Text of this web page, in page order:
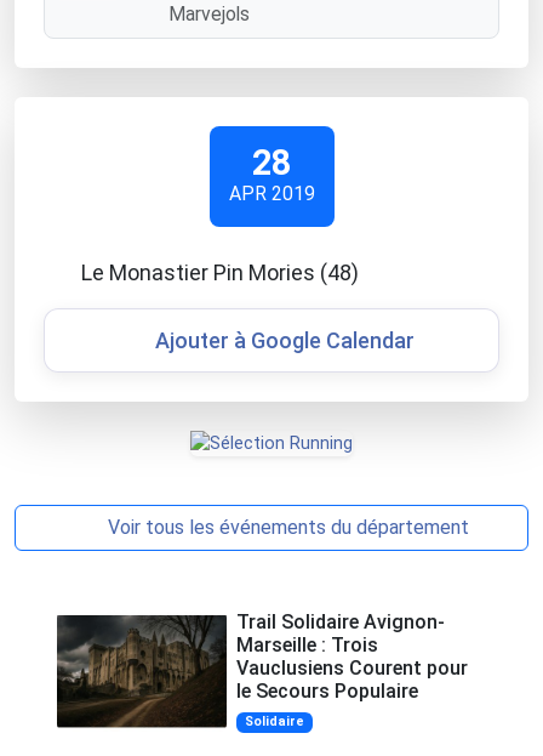
Marvejols
28
APR 2019
Le Monastier Pin Mories (48)
Ajouter à Google Calendar
Voir tous les événements du département
Trail Solidaire Avignon-
Marseille : Trois
Vauclusiens Courent pour
le Secours Populaire
Solidaire